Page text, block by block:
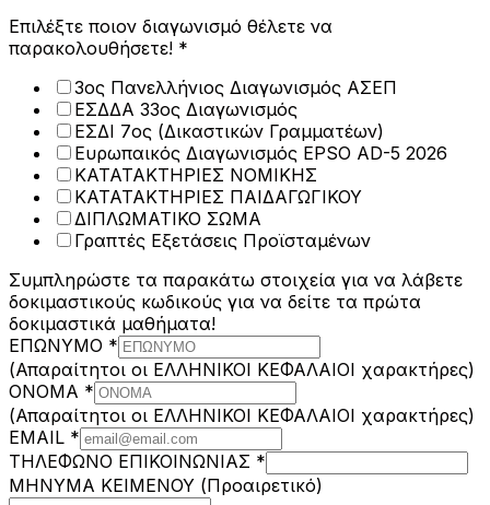
Επιλέξτε ποιον διαγωνισμό θέλετε να
παρακολουθήσετε! *
3ος Πανελλήνιος Διαγωνισμός ΑΣΕΠ
ΕΣΔΔΑ 33ος Διαγωνισμός
ΕΣΔΙ 7ος (Δικαστικών Γραμματέων)
Ευρωπαικός Διαγωνισμός EPSO AD-5 2026
ΚΑΤΑΤΑΚΤΗΡΙΕΣ ΝΟΜΙΚΗΣ
ΚΑΤΑΤΑΚΤΗΡΙΕΣ ΠΑΙΔΑΓΩΓΙΚΟΥ
ΔΙΠΛΩΜΑΤΙΚΟ ΣΩΜΑ
Γραπτές Εξετάσεις Προϊσταμένων
Συμπληρώστε τα παρακάτω στοιχεία για να λάβετε
δοκιμαστικούς κωδικούς για να δείτε τα πρώτα
δοκιμαστικά μαθήματα!
ΕΠΩΝΥΜΟ *
(Απαραίτητοι οι ΕΛΛΗΝΙΚΟΙ ΚΕΦΑΛΑΙΟΙ χαρακτήρες)
ΟΝΟΜΑ *
(Απαραίτητοι οι ΕΛΛΗΝΙΚΟΙ ΚΕΦΑΛΑΙΟΙ χαρακτήρες)
EMAIL *
ΤΗΛΕΦΩΝΟ
ΤΗΛΕΦΩΝΟ ΕΠΙΚΟΙΝΩΝΙΑΣ *
ΜΗΝΥΜΑ ΚΕΙΜΕΝΟΥ (Προαιρετικό)